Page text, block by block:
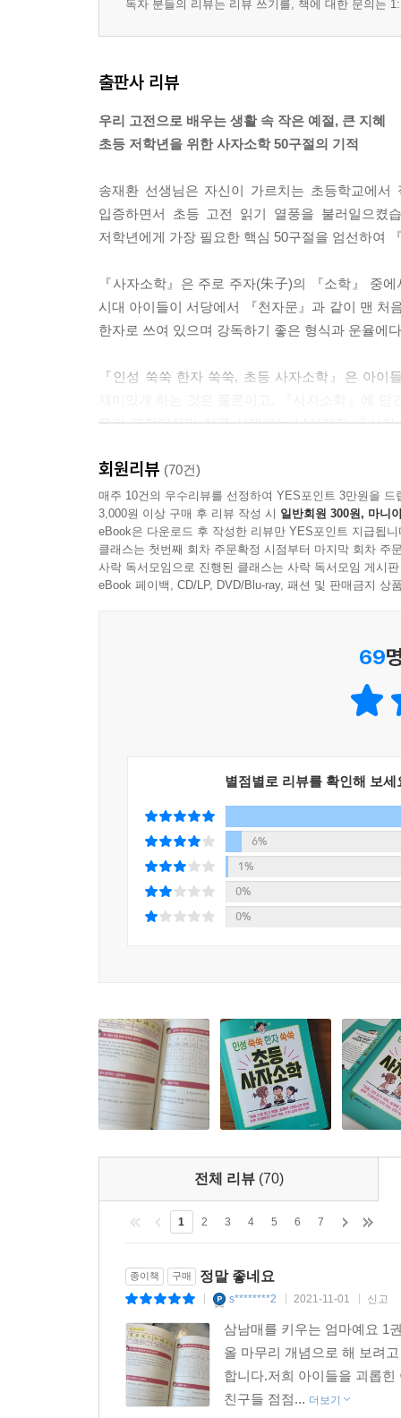
독자 분들의 리뷰는 리뷰 쓰기를, 책에 대한 문의는
출판사 리뷰
우리 고전으로 배우는 생활 속 작은 예절, 큰 지혜
초등 저학년을 위한 사자소학 50구절의 기적
송재환 선생님은 자신이 가르치는 초등학교에서
입증하면서 초등 고전 읽기 열풍을 불러일으켰
저학년에게 가장 필요한 핵심 50구절을 엄선하여
『사자소학』은 주로 주자(朱子)의 『소학』 중
시대 아이들이 서당에서 『천자문』과 같이 맨 처
한자로 쓰여 있으며 강독하기 좋은 형식과 운율에
『인성 쑥쑥 한자 쑥쑥, 초등 사자소학』은 아
우리 고전이지만 지금 시대에는 낯설어진 『사
초등 고전교육 베테랑 송재환 선생님과 함께라면
도덕 지능, 한자 실력, 어휘력까지 쑥쑥 자라납니다!
『사자소학』은 부모님(효도), 형제자매(우애), 친
있더라도 모름지기 큰소리로 꾸짖지 말라), 붕우
벗어나지 않고 바른 것인지 잘 몰라서 잘못된 행
살아가려면 마땅히 알고 익혀서 실천해야 할 도
바탕을 튼튼하게 다져 평생 생활 습관으로 체화
어휘력이 좌우한다고 해도 과언이 아니고 초등
접하기에 이 책을 따라 읽고 쓰는 일만큼 좋은 기
무엇보다 ‘바른 인성’을 갖춘 사람으로 자라도
구체적으로 실천할 것’을 가장 강조합니다. 저
『사자소학』 구절들을 알지 못했을 때는 몰
『사자소학』을 읽는 궁극적 보람입니다.
구절씩 읽고 쓰고 실천하라고 당부합니다. 이
포함되어 있는데 저자가 각별하게 신경 쓴 부
바로잡히게 될 것입니다. 한자에 익숙해지고 어휘
‘사자소학’을 요즘 시대와 맞지 않는 구닥다리
사람에게 요구되는 것은 예나 지금이나 변하지 않
회원리뷰 (70건)
매주 10건의 우수리뷰를 선정하여 YES포인트 3만원을 드
3,000원 이상 구매 후 리뷰 작성 시 일반회원 300원, 마니
eBook은 다운로드 후 작성한 리뷰만 YES포인트 지급됩니
클래스는 첫번째 회차 주문확정 시점부터 마지막 회차 주
사락 독서모임으로 진행된 클래스는 사락 독서모임 게시
eBook 페이백, CD/LP, DVD/Blu-ray, 패션 및 판매금지 상
69
별점별로 리뷰를 확인해 보세
6%
1%
0%
0%
전체 리뷰 (70)
1 2 3 4 5 6 7
종이책 구매 정말 좋네요
s********2 2021-11-01 신고
삼남매를 키우는 엄마예요 1
올 마무리 개념으로 해 보려
합니다.저희 아이들을 괴롭
친구들 점점... 더보기